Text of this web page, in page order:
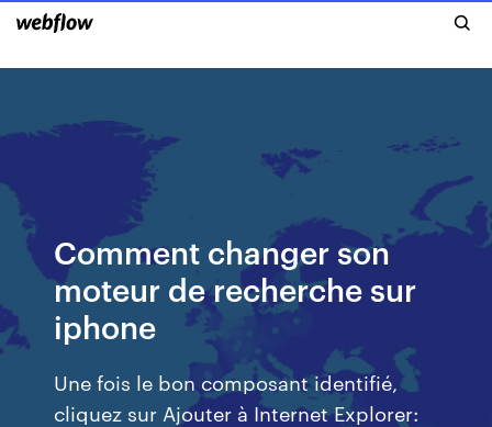
Comment changer son
moteur de recherche sur
iphone
Une fois le bon composant identifié,
cliquez sur Ajouter à Internet Explorer: